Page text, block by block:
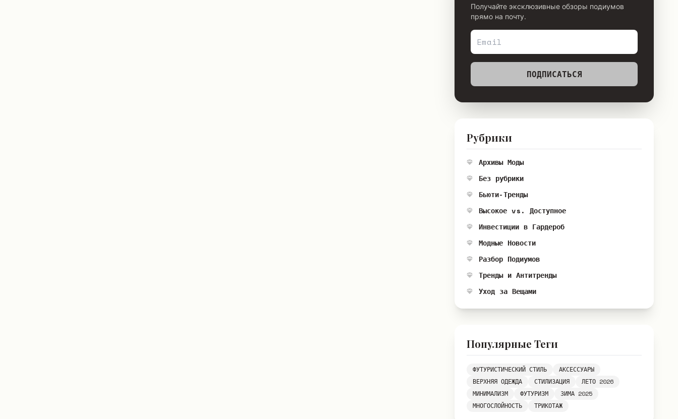
Получайте эксклюзивные обзоры подиумов
прямо на почту.
ПОДПИСАТЬСЯ
Рубрики
Архивы Моды
Без рубрики
Бьюти-Тренды
Высокое vs. Доступное
Инвестиции в Гардероб
Модные Новости
Разбор Подиумов
Тренды и Антитренды
Уход за Вещами
Популярные Теги
ФУТУРИСТИЧЕСКИЙ СТИЛЬ
АКСЕССУАРЫ
ВЕРХНЯЯ ОДЕЖДА
СТИЛИЗАЦИЯ
ЛЕТО 2026
МИНИМАЛИЗМ
ФУТУРИЗМ
ЗИМА 2025
МНОГОСЛОЙНОСТЬ
ТРИКОТАЖ